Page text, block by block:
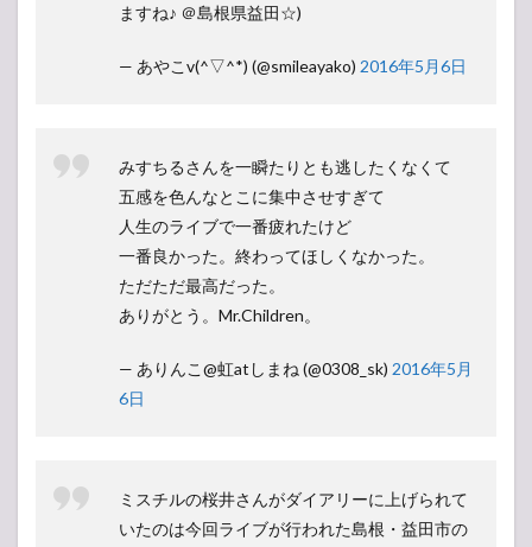
ますね♪ ＠島根県益田☆)
— あやこv(^▽^*) (@smileayako) 2016年5月6日
みすちるさんを一瞬たりとも逃したくなくて
五感を色んなとこに集中させすぎて
人生のライブで一番疲れたけど
一番良かった。終わってほしくなかった。
ただただ最高だった。
ありがとう。Mr.Children。
— ありんこ@虹atしまね (@0308_sk) 2016年5月
6日
ミスチルの桜井さんがダイアリーに上げられて
いたのは今回ライブが行われた島根・益田市の